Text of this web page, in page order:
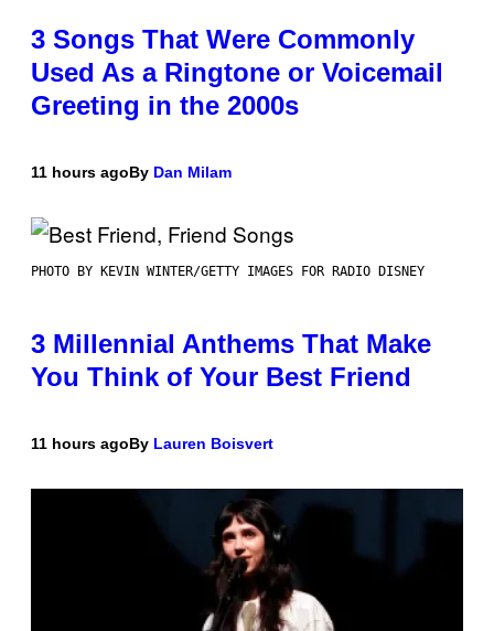
3 Songs That Were Commonly
Used As a Ringtone or Voicemail
Greeting in the 2000s
11 hours agoBy Dan Milam
PHOTO BY KEVIN WINTER/GETTY IMAGES FOR RADIO DISNEY
3 Millennial Anthems That Make
You Think of Your Best Friend
11 hours agoBy Lauren Boisvert